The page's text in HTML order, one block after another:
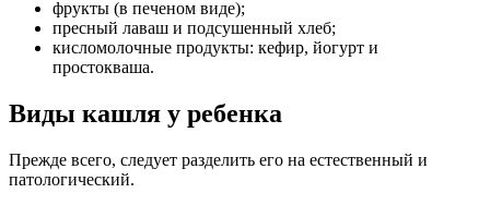
фрукты (в печеном виде);
пресный лаваш и подсушенный хлеб;
кисломолочные продукты: кефир, йогурт и
простокваша.
Виды кашля у ребенка
Прежде всего, следует разделить его на естественный и
патологический.